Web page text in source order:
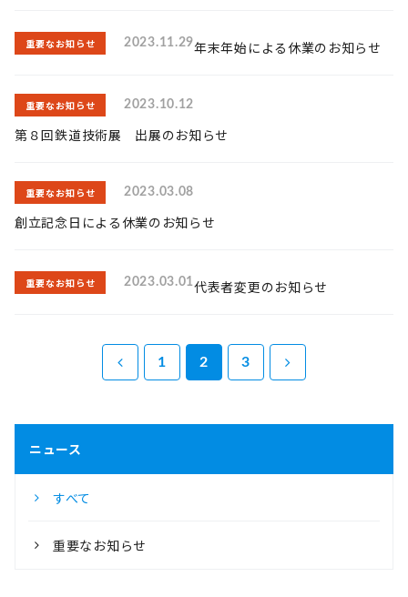
重要なお知らせ 2023.11.29年末年始による休業のお知らせ
重要なお知らせ 2023.10.12
第８回鉄道技術展 出展のお知らせ
重要なお知らせ 2023.03.08
創立記念日による休業のお知らせ
重要なお知らせ 2023.03.01代表者変更のお知らせ
1 2 3
ニュース
すべて
重要なお知らせ